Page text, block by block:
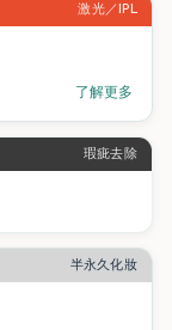
激光／IPL
了解更多
瑕疵去除
半永久化妝